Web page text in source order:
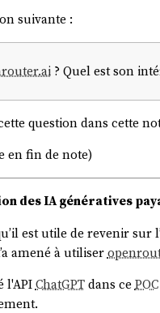
suivante :
? Quel est son
question dans cette
en fin de note)
des IA génératives
est utile de revenir sur
amené à utiliser
l'APIChatGPTdans ce POC